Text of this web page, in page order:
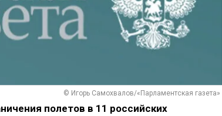
© Игорь Самохвалов/«Парламентская газета»
полетов в 11 российских